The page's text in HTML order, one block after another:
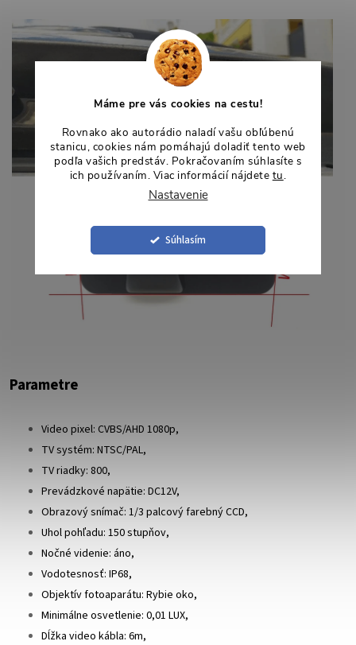
Máme pre vás cookies na cestu!
Rovnako ako autorádio naladí vašu obľúbenú
stanicu, cookies nám pomáhajú doladiť tento web
podľa vašich predstáv. Pokračovaním súhlasíte s
ich používaním. Viac informácií nájdete tu.
Nastavenie
Súhlasím
Parametre
Video pixel: CVBS/AHD 1080p,
TV systém: NTSC/PAL,
TV riadky: 800,
Prevádzkové napätie: DC12V,
Obrazový snímač: 1/3 palcový farebný CCD,
Uhol pohľadu: 150 stupňov,
Nočné videnie: áno,
Vodotesnosť: IP68,
Objektív fotoaparátu: Rybie oko,
Minimálne osvetlenie: 0,01 LUX,
Dĺžka video kábla: 6m,